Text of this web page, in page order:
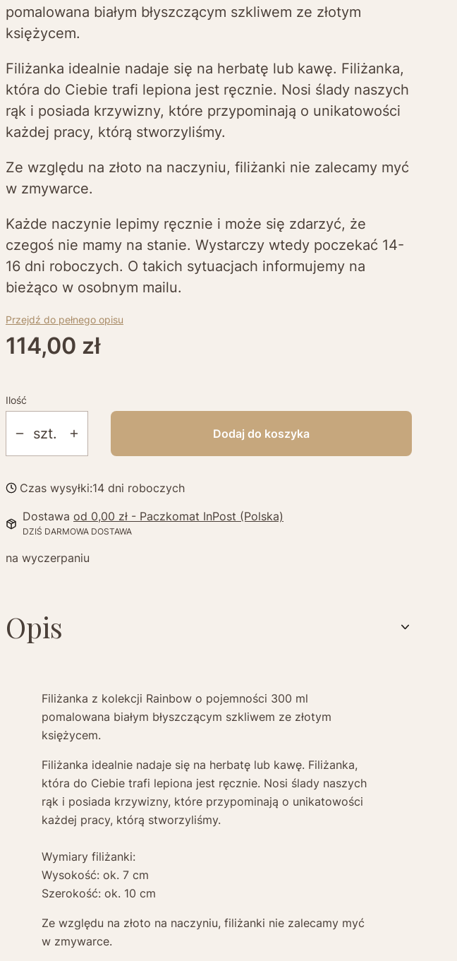
pomalowana białym błyszczącym szkliwem ze złotym
księżycem.
Filiżanka idealnie nadaje się na herbatę lub kawę. Filiżanka,
która do Ciebie trafi lepiona jest ręcznie. Nosi ślady naszych
rąk i posiada krzywizny, które przypominają o unikatowości
każdej pracy, którą stworzyliśmy.
Ze względu na złoto na naczyniu, filiżanki nie zalecamy myć
w zmywarce.
Każde naczynie lepimy ręcznie i może się zdarzyć, że
czegoś nie mamy na stanie. Wystarczy wtedy poczekać 14-
16 dni roboczych. O takich sytuacjach informujemy na
bieżąco w osobnym mailu.
Przejdź do pełnego opisu
Cena
114,00 zł
Ilość
szt. Dodaj do koszyka
Czas wysyłki:14 dni roboczych
Dostawa od 0,00 zł - Paczkomat InPost (Polska)
DZIŚ DARMOWA DOSTAWA
na wyczerpaniu
Opis
Filiżanka z kolekcji Rainbow o pojemności 300 ml
pomalowana białym błyszczącym szkliwem ze złotym
księżycem.
Filiżanka idealnie nadaje się na herbatę lub kawę. Filiżanka,
która do Ciebie trafi lepiona jest ręcznie. Nosi ślady naszych
rąk i posiada krzywizny, które przypominają o unikatowości
każdej pracy, którą stworzyliśmy.
Wymiary filiżanki:
Wysokość: ok. 7 cm
Szerokość: ok. 10 cm
Ze względu na złoto na naczyniu, filiżanki nie zalecamy myć
w zmywarce.